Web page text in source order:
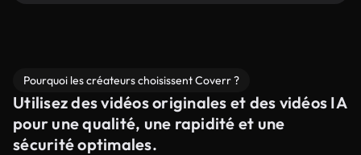
Pourquoi les créateurs choisissent Coverr ?
Utilisez des vidéos originales et des vidéos IA
pour une qualité, une rapidité et une
sécurité optimales.